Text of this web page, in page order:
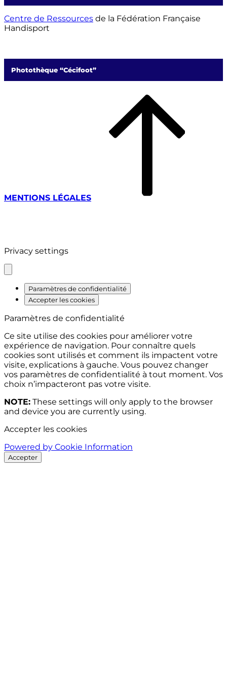
Centre de Ressources de la Fédération Française
Handisport
Photothèque “Cécifoot”
MENTIONS LÉGALES
Privacy settings
Paramètres de confidentialité
Accepter les cookies
Paramètres de confidentialité
Ce site utilise des cookies pour améliorer votre
expérience de navigation. Pour connaître quels
cookies sont utilisés et comment ils impactent votre
visite, explications à gauche. Vous pouvez changer
vos paramètres de confidentialité à tout moment. Vos
choix n’impacteront pas votre visite.
NOTE: These settings will only apply to the browser
and device you are currently using.
Accepter les cookies
Powered by Cookie Information
Accepter